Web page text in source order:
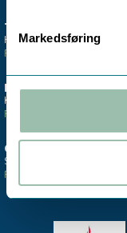
Markedsføring
TRONDHEIM
Hovedkontor & lager
Finn oss >
ESTLAND
Kontor - Salg Divako
Finn oss >
OSLO
Salgskontor instrumentering
Finn oss >